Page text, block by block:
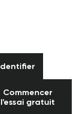
Commencer
l'essai gratuit